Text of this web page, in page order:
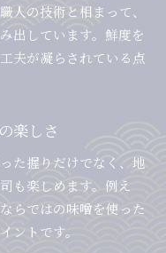
人の技術と相まって、
出しています。鮮度を
夫が凝らされている点
楽しさ
た握りだけでなく、地
も楽しめます。例え
らではの味噌を使った
ントです。